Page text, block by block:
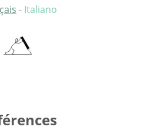
Italiano